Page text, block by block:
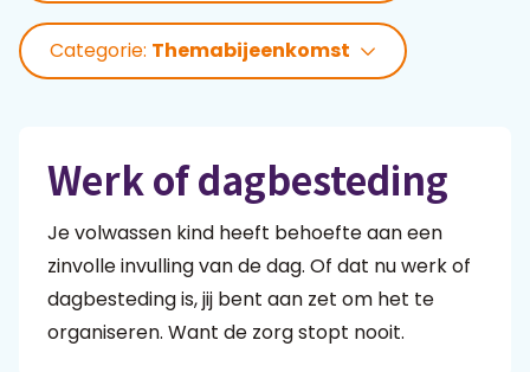
Leren & ontmoeten
Praat mee
Categorie: Themabijeenkomst
Werk of dagbesteding
Je volwassen kind heeft behoefte aan een
zinvolle invulling van de dag. Of dat nu werk of
dagbesteding is, jij bent aan zet om het te
organiseren. Want de zorg stopt nooit.